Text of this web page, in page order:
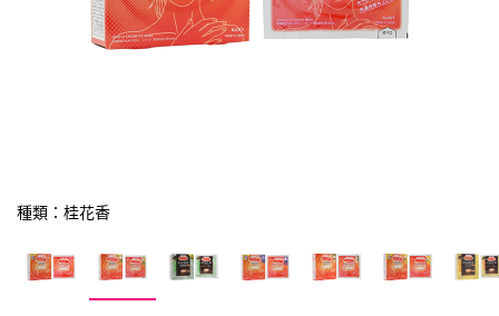
種類：桂花香